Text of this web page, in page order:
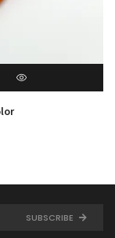
VISTA RÁPIDA
SUBSCRIBE